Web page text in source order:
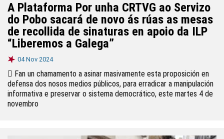
A Plataforma Por unha CRTVG ao Servizo
do Pobo sacará de novo ás rúas as mesas
de recollida de sinaturas en apoio da ILP
“Liberemos a Galega”
04 Nov 2024
 Fan un chamamento a asinar masivamente esta proposición en
defensa dos nosos medios públicos, para erradicar a manipulación
informativa e preservar o sistema democrático, este martes 4 de
novembro